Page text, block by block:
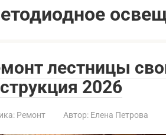
лестницы
2026
Ремонт Автор: Елена Петрова